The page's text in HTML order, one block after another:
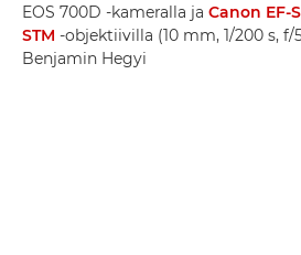
EOS 700D -kameralla ja Canon EF-
STM -objektiivilla (10 mm, 1/200 s, f/
Benjamin Hegyi